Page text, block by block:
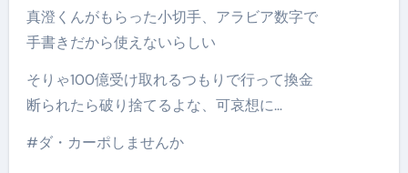
真澄くんがもらった小切手、アラビア数字で
手書きだから使えないらしい
そりゃ100億受け取れるつもりで行って換金
断られたら破り捨てるよな、可哀想に…
#ダ・カーポしませんか